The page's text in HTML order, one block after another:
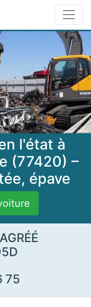
l'état à
(77420) –
épave
75